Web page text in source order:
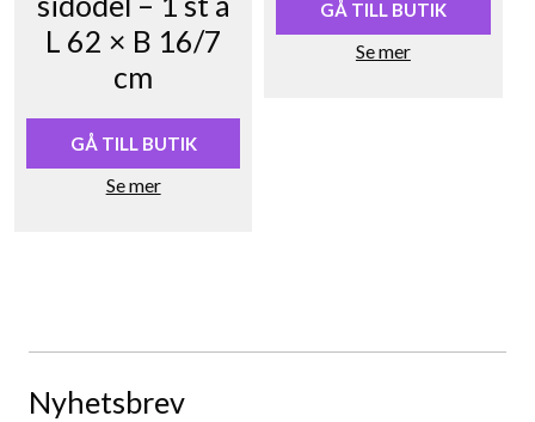
L 62 × B 16/7
cm
GÅ TILL BUTIK
Se mer
GÅ TILL BUTIK
Se mer
Nyhetsbrev